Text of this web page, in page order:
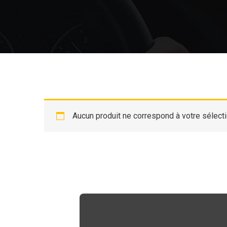
Aucun produit ne correspond à votre